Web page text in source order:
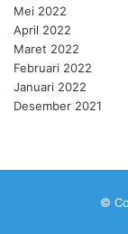
Mei 2022
April 2022
Maret 2022
Februari 2022
Januari 2022
Desember 2021
©